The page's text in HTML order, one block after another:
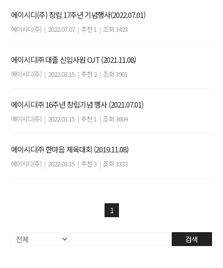
에이시디(주) 창립 17주년 기념행사(2022.07.01)
에이시디(주) | 2022.07.07 | 추천 1 | 조회 3423
에이시디㈜ 대졸 신입사원 OJT (2021.11.08)
에이시디(주) | 2022.03.15 | 추천 2 | 조회 3901
에이시디㈜ 16주년 창립기념 행사 (2021.07.01)
에이시디(주) | 2022.03.15 | 추천 1 | 조회 3604
에이시디㈜ 한마음 체육대회 (2019.11.08)
에이시디(주) | 2022.03.15 | 추천 3 | 조회 3333
1
검색